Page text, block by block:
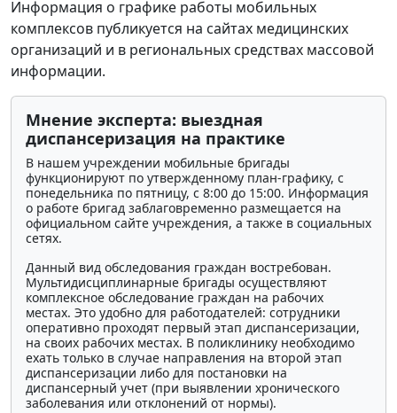
Информация о графике работы мобильных
комплексов публикуется на сайтах медицинских
организаций и в региональных средствах массовой
информации.
Мнение эксперта: выездная
диспансеризация на практике
В нашем учреждении мобильные бригады
функционируют по утвержденному план-графику, с
понедельника по пятницу, с 8:00 до 15:00. Информация
о работе бригад заблаговременно размещается на
официальном сайте учреждения, а также в социальных
сетях.
Данный вид обследования граждан востребован.
Мультидисциплинарные бригады осуществляют
комплексное обследование граждан на рабочих
местах. Это удобно для работодателей: сотрудники
оперативно проходят первый этап диспансеризации,
на своих рабочих местах. В поликлинику необходимо
ехать только в случае направления на второй этап
диспансеризации либо для постановки на
диспансерный учет (при выявлении хронического
заболевания или отклонений от нормы).